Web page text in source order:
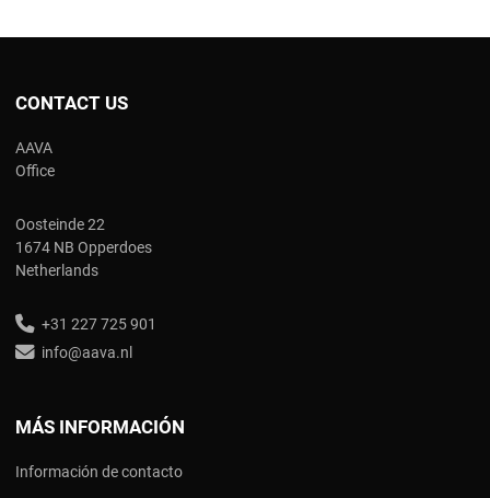
CONTACT US
AAVA
Office
Oosteinde 22
1674 NB Opperdoes
Netherlands
+31 227 725 901
info@aava.nl
MÁS INFORMACIÓN
Información de contacto